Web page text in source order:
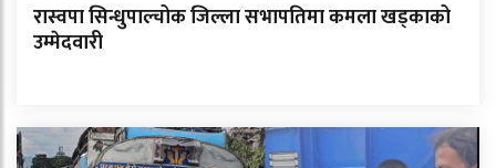
रास्वपा सिन्धुपाल्चोक जिल्ला सभापतिमा कमला खड्काको
उम्मेदवारी